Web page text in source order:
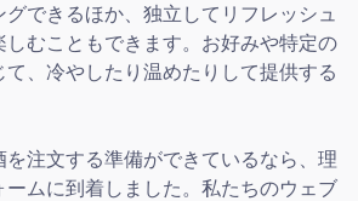
グできるほか、独立してリフレッシュ
むこともできます。お好みや特定の
て、冷やしたり温めたりして提供する
注文する準備ができているなら、理
ムに到着しました。私たちのウェブ